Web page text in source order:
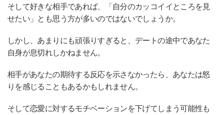
そして好きな相手であれば、「自分のカッコイイところを見
せたい」とも思う方が多いのではないでしょうか。
しかし、あまりにも頑張りすぎると、デートの途中であなた
自身が息切れしかねません。
相手があなたの期待する反応を示さなかったら、あなたは怒
りを感じることもあるかもしれません。
そして恋愛に対するモチベーションを下げてしまう可能性も